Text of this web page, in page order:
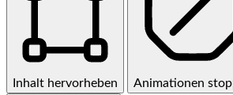
Inhalt hervorheben Animationen